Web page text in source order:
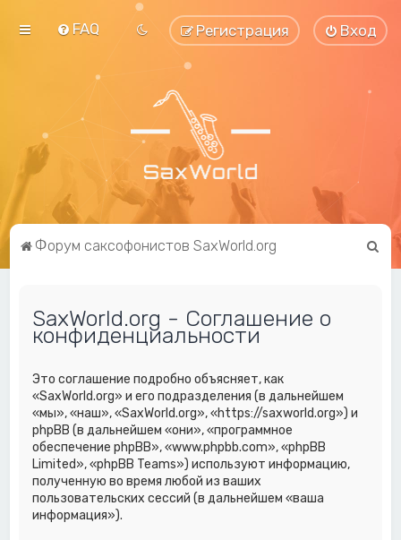
FAQ Вход
Регистрация
Форум саксофонистов SaxWorld.org
SaxWorld.org - Соглашение о
конфиденциальности
Это соглашение подробно объясняет, как
«SaxWorld.org» и его подразделения (в дальнейшем
«мы», «наш», «SaxWorld.org», «https://saxworld.org») и
phpBB (в дальнейшем «они», «программное
обеспечение phpBB», «www.phpbb.com», «phpBB
Limited», «phpBB Teams») используют информацию,
полученную во время любой из ваших
пользовательских сессий (в дальнейшем «ваша
информация»).